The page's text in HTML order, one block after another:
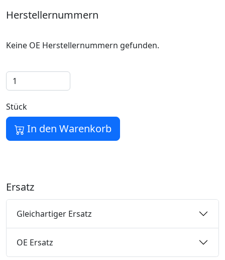
Herstellernummern
Keine OE Herstellernummern gefunden.
Stück
In den Warenkorb
Ersatz
Gleichartiger Ersatz
OE Ersatz